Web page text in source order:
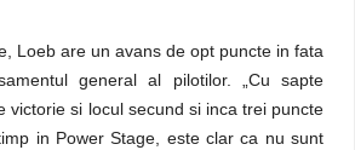
Loeb are un avans de opt puncte in fata
general al pilotilor. „Cu sapte
victorie si locul secund si inca trei puncte
in Power Stage, este clar ca nu sunt